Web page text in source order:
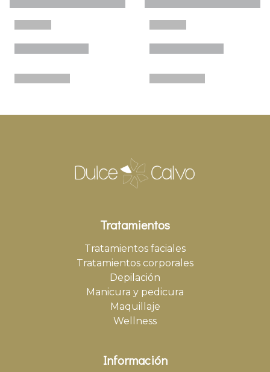
Tratamientos
Tratamientos faciales
Tratamientos corporales
Depilación
Manicura y pedicura
Maquillaje
Wellness
Información